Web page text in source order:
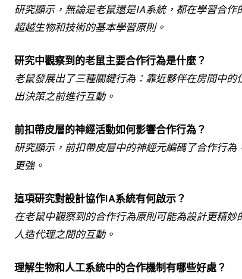
研究顯示，無論是老鼠還是IA系統，都在學習合
超越生物和技術的基本學習原則。
研究中觀察到的老鼠主要合作行為是什麼？
老鼠發展出了三種關鍵行為：靠近夥伴在房間中
出決策之前進行互動。
前扣帶皮層的神經活動如何影響合作行為？
研究顯示，前扣帶皮層中的神經元編碼了合作行
更強。
這項研究對設計協作IA系統有何啟示？
在老鼠中觀察到的合作行為原則可能為設計更精
人造代理之間的互動。
理解生物和人工系統中的合作機制有哪些好處？